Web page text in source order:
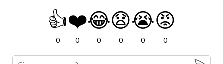
👍
0
❤️
0
😂
0
😧
0
😭
0
😡
0